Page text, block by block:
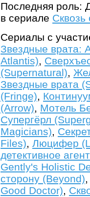
Последняя роль:
в сериале Сквозь
Сериалы с
Звездные врата:
Atlantis),
(Supernatural),
Звездные врата
(Fringe),
(Arrow), Мотель
Супергёрл
Magicians),
Files), Люцифер
детективное
Gently's Holistic
сторону (Beyond)
Good Doctor),